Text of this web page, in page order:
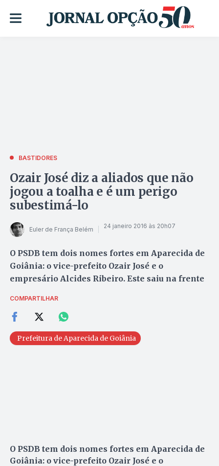
BASTIDORES
Ozair José diz a aliados que não
jogou a toalha e é um perigo
subestimá-lo
Euler de França Belém 24 janeiro 2016 às 20h07
O PSDB tem dois nomes fortes em Aparecida de
Goiânia: o vice-prefeito Ozair José e o
empresário Alcides Ribeiro. Este saiu na frente
COMPARTILHAR
Prefeitura de Aparecida de Goiânia
O PSDB tem dois nomes fortes em Aparecida de
Goiânia: o vice-prefeito Ozair José e o